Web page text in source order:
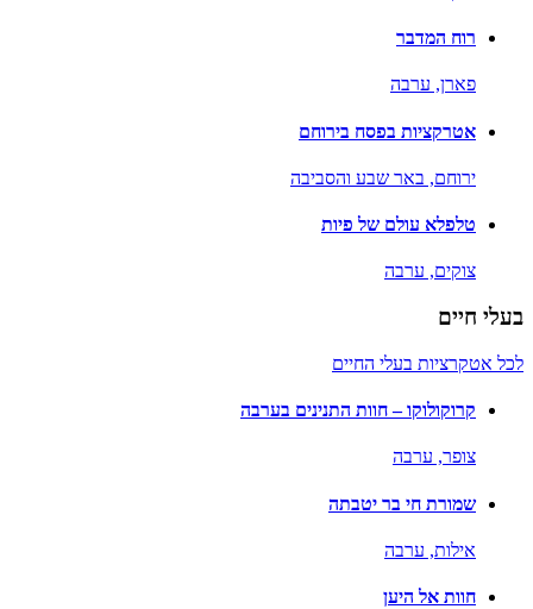
רוח המדבר
פארן, ערבה
אטרקציות בפסח בירוחם
ירוחם, באר שבע והסביבה
טלפלא עולם של פיות
צוקים, ערבה
בעלי חיים
לכל אטקרציות בעלי החיים
קרוקולוקו – חוות התנינים בערבה
צופר, ערבה
שמורת חי בר יטבתה
אילות, ערבה
חוות אל היען